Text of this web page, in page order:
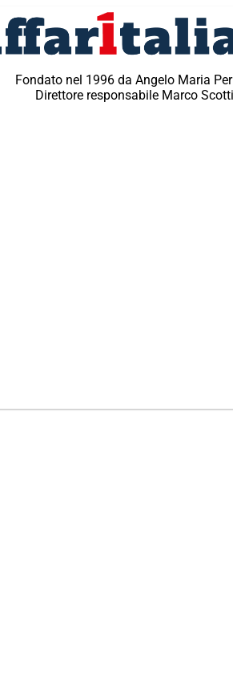
Fondato nel 1996 da Angelo Maria
Direttore responsabile Marco Scotti